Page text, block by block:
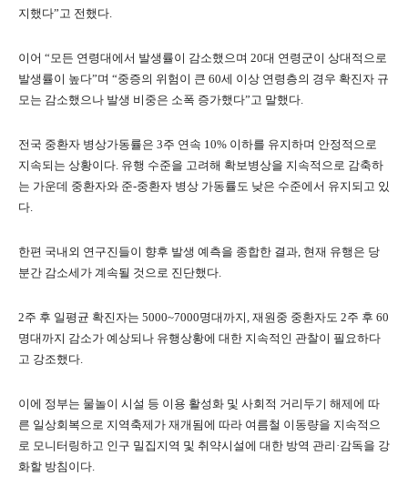
지했다”고 전했다.
이어 “모든 연령대에서 발생률이 감소했으며 20대 연령군이 상대적으로
발생률이 높다”며 “중증의 위험이 큰 60세 이상 연령층의 경우 확진자 규
모는 감소했으나 발생 비중은 소폭 증가했다”고 말했다.
전국 중환자 병상가동률은 3주 연속 10% 이하를 유지하며 안정적으로
지속되는 상황이다. 유행 수준을 고려해 확보병상을 지속적으로 감축하
는 가운데 중환자와 준-중환자 병상 가동률도 낮은 수준에서 유지되고 있
다.
한편 국내외 연구진들이 향후 발생 예측을 종합한 결과, 현재 유행은 당
분간 감소세가 계속될 것으로 진단했다.
2주 후 일평균 확진자는 5000~7000명대까지, 재원중 중환자도 2주 후 60
명대까지 감소가 예상되나 유행상황에 대한 지속적인 관찰이 필요하다
고 강조했다.
이에 정부는 물놀이 시설 등 이용 활성화 및 사회적 거리두기 해제에 따
른 일상회복으로 지역축제가 재개됨에 따라 여름철 이동량을 지속적으
로 모니터링하고 인구 밀집지역 및 취약시설에 대한 방역 관리·감독을 강
화할 방침이다.